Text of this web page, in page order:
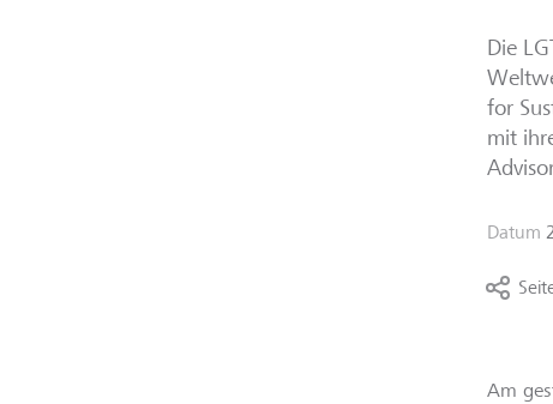
Die
for
mit
Datum
Am